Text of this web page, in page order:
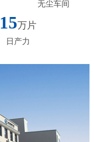
无尘车间
15万片
日产力